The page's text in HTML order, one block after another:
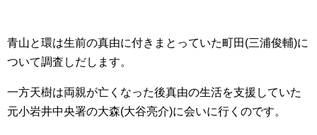
青山と環は生前の真由に付きまとっていた町田(三浦俊輔)に
ついて調査しだします。
一方天樹は両親が亡くなった後真由の生活を支援していた
元小岩井中央署の大森(大谷亮介)に会いに行くのです。